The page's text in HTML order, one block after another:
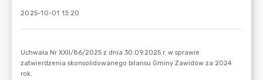
2025-10-01 13:20